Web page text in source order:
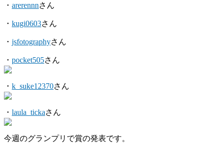
・ arerennnさん
・ kugi0603さん
・ jsfotographyさん
・ pocket505さん
・ k_suke12370さん
・ laula_tickaさん
今週のグランプリで賞の発表です。